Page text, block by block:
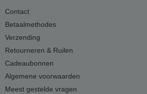
Contact
Betaalmethodes
Verzending
Retourneren & Ruilen
Cadeaubonnen
Algemene voorwaarden
Meest gestelde vragen